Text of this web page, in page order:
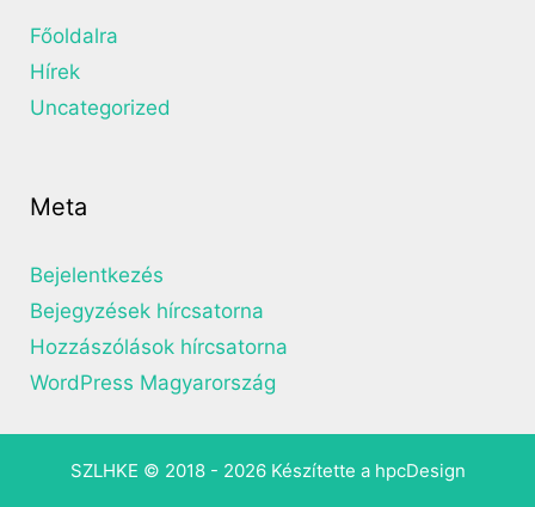
Főoldalra
Hírek
Uncategorized
Meta
Bejelentkezés
Bejegyzések hírcsatorna
Hozzászólások hírcsatorna
WordPress Magyarország
SZLHKE © 2018 - 2026 Készítette a hpcDesign